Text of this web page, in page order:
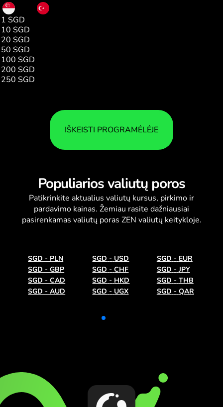
SGD
1 SGD
10 SGD
20 SGD
50 SGD
100 SGD
200 SGD
250 SGD
IŠKEISTI PROGRAMĖLĖJE
Populiarios valiutų poros
Patikrinkite aktualius valiutų kursus, pirkimo ir
pardavimo kainas. Žemiau rasite dažniausiai
pasirenkamas valiutų poras ZEN valiutų keitykloje.
SGD - PLN SGD - USD SGD - EUR
SGD - GBP SGD - CHF SGD - JPY
SGD - CAD SGD - HKD SGD - THB
SGD - AUD SGD - UGX SGD - QAR